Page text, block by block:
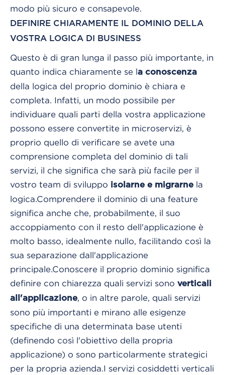
modo più sicuro e consapevole.
DEFINIRE CHIARAMENTE IL DOMINIO DELLA
VOSTRA LOGICA DI BUSINESS
Questo è di gran lunga il passo più importante, in
quanto indica chiaramente se la conoscenza
della logica del proprio dominio è chiara e
completa. Infatti, un modo possibile per
individuare quali parti della vostra applicazione
possono essere convertite in microservizi, è
proprio quello di verificare se avete una
comprensione completa del dominio di tali
servizi, il che significa che sarà più facile per il
vostro team di sviluppo isolarne e migrarnela
logica.Comprendere il dominio di una feature
significa anche che, probabilmente, il suo
accoppiamento con il resto dell'applicazione è
molto basso, idealmente nullo, facilitando così la
sua separazione dall'applicazione
principale.Conoscere il proprio dominio significa
definire con chiarezza quali servizi sono verticali
all'applicazione, o in altre parole, quali servizi
sono più importanti e mirano alle esigenze
specifiche di una determinata base utenti
(definendo così l'obiettivo della propria
applicazione) o sono particolarmente strategici
per la propria azienda.I servizi cosiddetti verticali